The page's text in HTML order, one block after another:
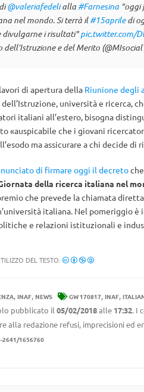
@valeriafedelialla #Farnesina"oggi
nel mondo. Si terrà il#15apriledi
divulgarne i risultati"pic.twitter.com/
e del Merito
di apertura della Riunione degli
università e ricerca,
italiani all’estero, bisogna
«auspicabile che i giovani
ma assicurare a chi decide
di firmare oggi il decretoche
della ricerca italiana nel
che prevede la chiamata
italiana. Nel pomeriggio
e relazioni istituzionali e
DEL TESTO:
, INAF, NEWS GW 170817, INAF,
pubblicato il 05/02/2018alle 17:32. I
alla redazione refusi, imprecisioni ed
2641/1656760